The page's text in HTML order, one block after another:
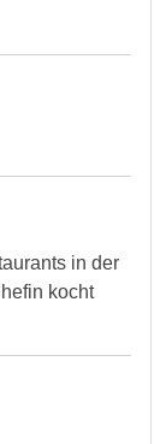
in der
kocht